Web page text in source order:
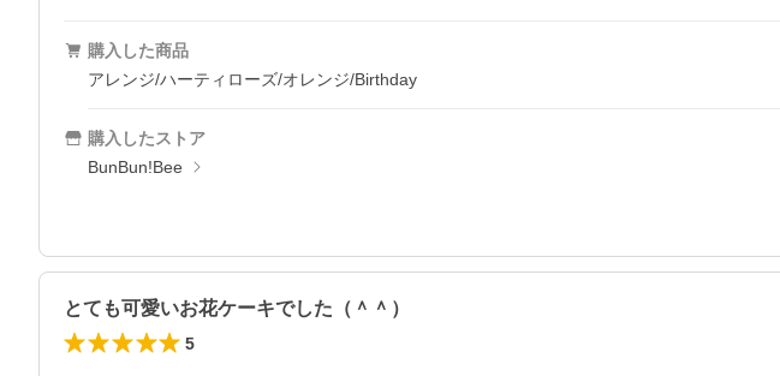
購入した商品
アレンジ/ハーティローズ/オレンジ/Birthday
購入したストア
BunBun!Bee
とても可愛いお花ケーキでした（＾＾）
5